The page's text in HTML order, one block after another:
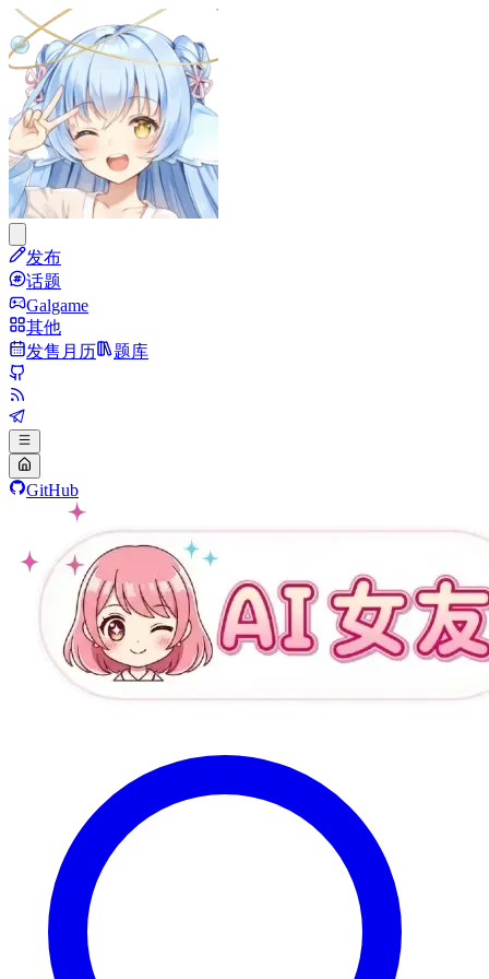
发布
话题
Galgame
其他
发售月历
题库
GitHub